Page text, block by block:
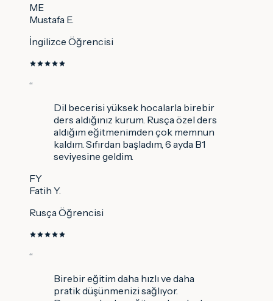
ME
Mustafa E.
İngilizce Öğrencisi
“
Dil becerisi yüksek hocalarla birebir
ders aldığınız kurum. Rusça özel ders
aldığım eğitmenimden çok memnun
kaldım. Sıfırdan başladım, 6 ayda B1
seviyesine geldim.
FY
Fatih Y.
Rusça Öğrencisi
“
Birebir eğitim daha hızlı ve daha
pratik düşünmenizi sağlıyor.